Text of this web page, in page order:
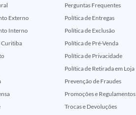
Externo
Interno
Curitiba
Perguntas Frequentes
Política de Entregas
Política de Exclusão
Política de Pré-Venda
Política de Privacidade
Política de Retirada em Loja
Prevenção de Fraudes
Promoções e Regulamentos
Trocas e Devoluções